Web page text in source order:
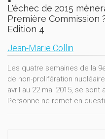
L'échec de 2015
Première Commission
Edition 4
Jean-Marie Collin
Les quatre semaines de la
de non-prolifération
avril au 22 mai 2015, se sont
Personne ne remet en